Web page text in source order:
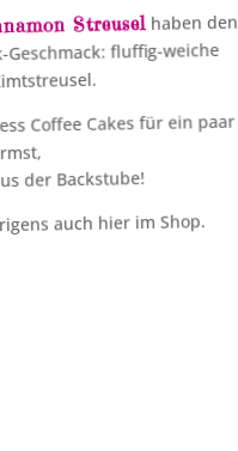
Streusel haben den
fluffig-weiche
Coffee Cakes für ein paar
der Backstube!
auch hier im Shop.